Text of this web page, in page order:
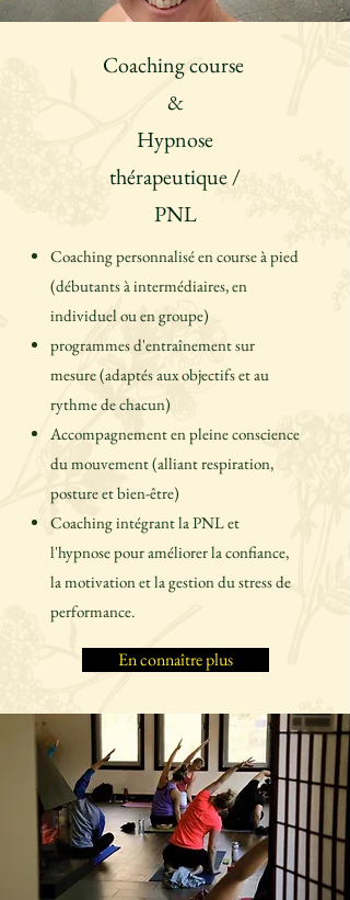
Coaching course
&
Hypnose
thérapeutique /
PNL
Coaching personnalisé en course à pied
(débutants à intermédiaires, en
individuel ou en groupe)
programmes d'entraînement sur
mesure (adaptés aux objectifs et au
rythme de chacun)
Accompagnement en pleine conscience
du mouvement (alliant respiration,
posture et bien-être)
Coaching intégrant la PNL et
l'hypnose pour améliorer la confiance,
la motivation et la gestion du stress de
performance.
En connaître plus